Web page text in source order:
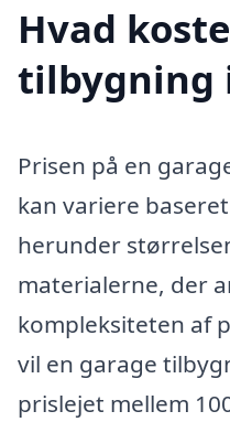
Hvad
tilbygning
Prisen på en
kan variere
herunder
materialerne, der
kompleksiteten af
vil en garage
prislejet mellem